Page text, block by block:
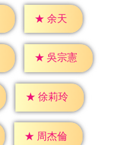
★ 余天
★ 吳宗憲
★ 徐莉玲
★ 周杰倫